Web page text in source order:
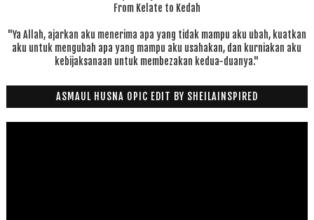
From Kelate to Kedah
"Ya Allah, ajarkan aku menerima apa yang tidak mampu aku ubah, kuatkan
aku untuk mengubah apa yang mampu aku usahakan, dan kurniakan aku
kebijaksanaan untuk membezakan kedua-duanya."
ASMAUL HUSNA OPIC EDIT BY SHEILAINSPIRED